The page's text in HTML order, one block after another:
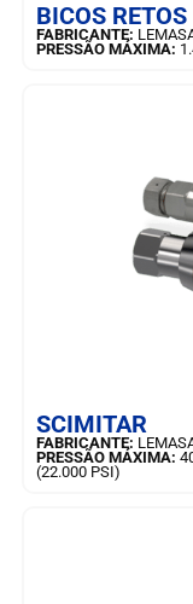
BICOS RETOS
FABRICANTE:
PRESSÃO MÁXIMA:
SCIMITAR
FABRICANTE:
PRESSÃO MÁXIMA:
(22.000 PSI)